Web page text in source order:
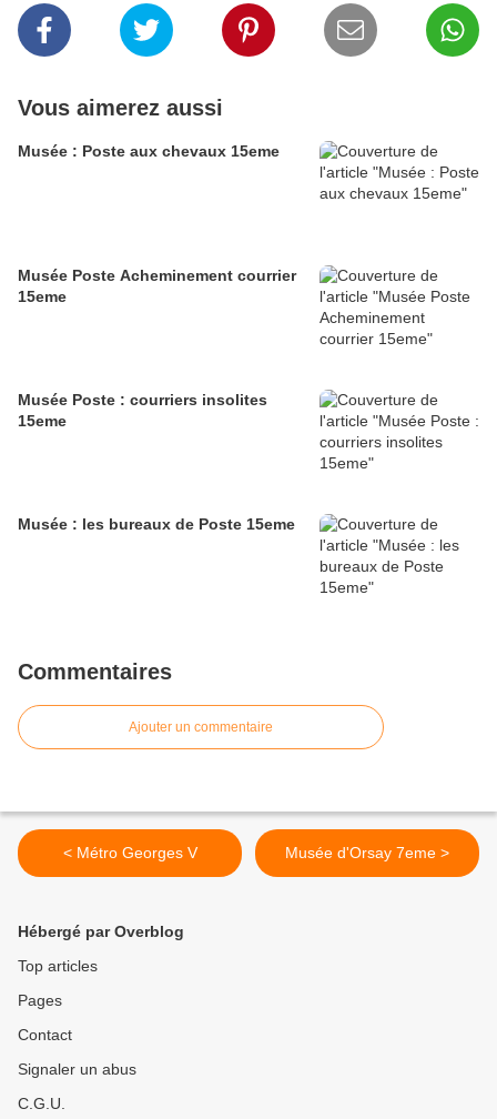
Vous aimerez aussi
Musée : Poste aux chevaux 15eme
Musée Poste Acheminement courrier
15eme
Musée Poste : courriers insolites
15eme
Musée : les bureaux de Poste 15eme
Commentaires
Ajouter un commentaire
< Métro Georges V Musée d'Orsay 7eme >
Hébergé par Overblog
Top articles
Pages
Contact
Signaler un abus
C.G.U.